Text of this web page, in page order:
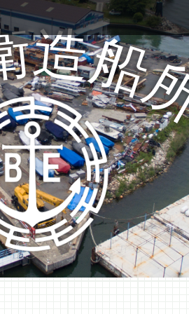
造船
shipyard Co., Ltd.